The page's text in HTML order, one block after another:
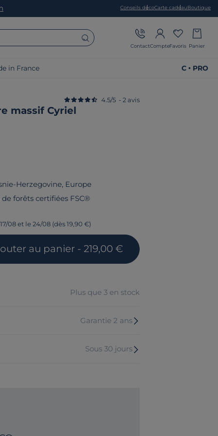
Conseils décoCarte cadeauBoutique
ContactCompteFavoris Panier
in France C • PRO
massif Cyriel
4.5/5 - 2 avis
Herzegovine, Europe
de forêts certifiées FSC®
08 et le 24/08 (dès 19,90 €)
au panier - 219,00 €
Plus que 3 en stock
Garantie 2 ans
Sous 30 jours